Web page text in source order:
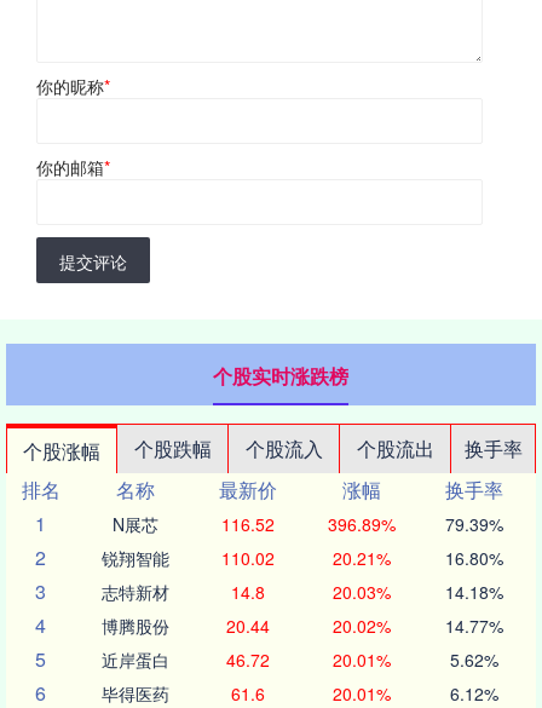
你的昵称*
你的邮箱*
提交评论
个股实时涨跌榜
个股涨幅 个股跌幅 个股流入 个股流出
换手率
排名
名称 最新价 涨幅
换手率
1
N展芯 116.52 396.89% 79.39%
2 锐翔智能 110.02 20.21% 16.80%
3 志特新材 14.8 20.03% 14.18%
4 博腾股份 20.44 20.02% 14.77%
5 近岸蛋白 46.72 20.01% 5.62%
6 毕得医药 61.6 20.01% 6.12%